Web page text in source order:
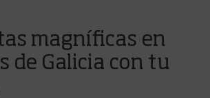
magníficas en
de Galicia con tu